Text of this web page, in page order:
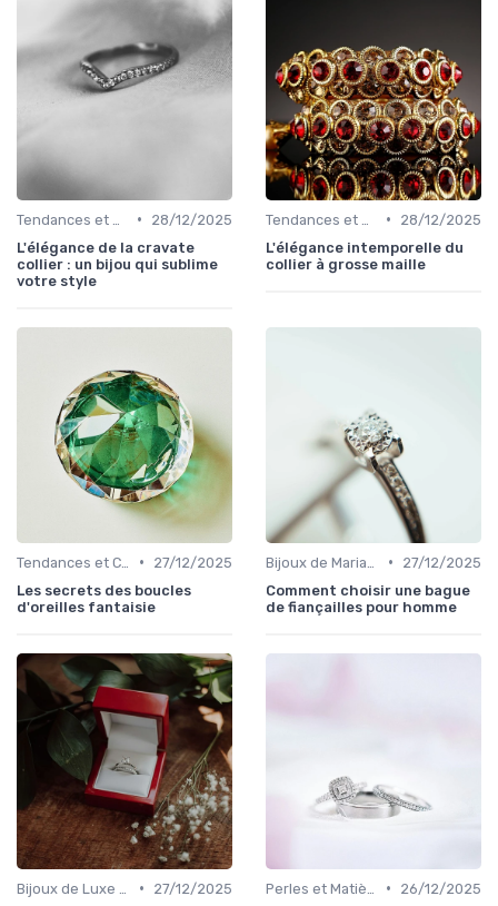
•
28/12/2025
L'élégance de la cravate
collier : un bijou qui sublime
votre style
•
28/12/2025
L'élégance intemporelle du
collier à grosse maille
•
27/12/2025
Les secrets des boucles
d'oreilles fantaisie
•
27/12/2025
Comment choisir une bague
de fiançailles pour homme
•
27/12/2025
•
26/12/2025